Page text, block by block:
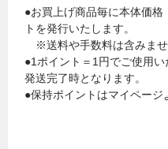
●お買上げ商品毎に本体価
トを発行いたします。
※送料や手数料は含みませ
●1ポイント＝1円でご使用
発送完了時となります。
●保持ポイントはマイページ